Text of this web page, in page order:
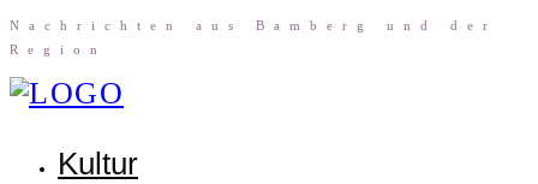
Nach­rich­ten aus Bam­berg und der
Region
Kul­tur